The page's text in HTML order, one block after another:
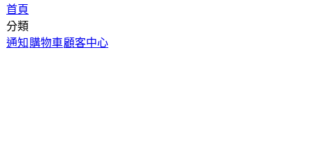
首頁
分類
通知 購物車顧客中心